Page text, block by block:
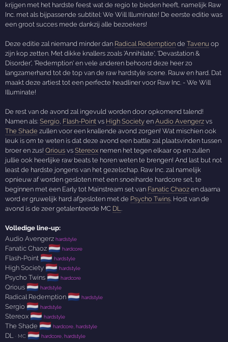
krijgen met het hardste feest wat de regio te bieden heeft, namelijk Raw
Inc. met als bijpassende subtitel: We Will Illuminate! De eerste editie was
een groot succes mede dankzij alle bezoekers!
Deze editie zal niemand minder dan Radical Redemption deTavenu op
zijn kop zetten. Met dikke knallers zoals 'Annihilate', 'Devastation &
Disorder', 'Redemption' en vele anderen behoord deze heer zo
langzamerhand tot de top van de raw hardstyle scene. Rauw en hard. Dat
maakt deze artiest tot een perfecte headliner voor Raw Inc. - We Will
Illuminate!
De rest van de avond zal ingevuld worden door opkomend talend!
Namen als:Sergio Flash-Point vs High Society enAudio Avengerz vs
The Shade zullen voor een knallende avond zorgen! Wat mischien ook
leuk is om te weten is dat deze avond een battle zal plaatsvinden tussen
broer en zus!Qrious vsStereox nemen het tegen elkaar op en zullen
jullie ook heerlijke raw beats te horen weten te brengen! And last but not
least de hardste jongens van het gezelschap. Raw Inc. zal namelijk
opnieuw af worden gesloten met een snoeiharde hardcore set, te
beginnen met een Early tot Mainstream set van Fanatic Chaoz en daarna
word er gruwelijk hard afgesloten met de Psycho Twins . Host van de
avond is de zeer getalenteerde MC DL
Volledige line-up:
Audio Avengerz hardstyle
Fanatic Chaoz 🇳🇱 hardcore
Flash-Point 🇳🇱 hardstyle
High Society 🇳🇱 hardstyle
Psycho Twins 🇳🇱 hardcore
Qrious 🇳🇱 hardstyle
Radical Redemption 🇳🇱 hardstyle
Sergio 🇳🇱 hardstyle
Stereox 🇳🇱 hardstyle
The Shade 🇳🇱 hardcore, hardstyle
DL · MC 🇳🇱 hardcore, hardstyle